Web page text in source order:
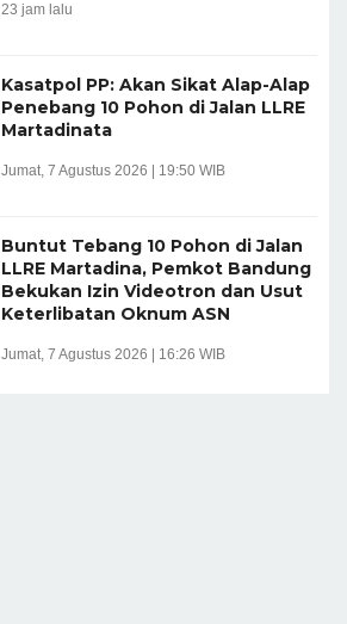
23 jam lalu
Kasatpol PP: Akan Sikat Alap-Alap
Penebang 10 Pohon di Jalan LLRE
Martadinata
Jumat, 7 Agustus 2026 | 19:50 WIB
Buntut Tebang 10 Pohon di Jalan
LLRE Martadina, Pemkot Bandung
Bekukan Izin Videotron dan Usut
Keterlibatan Oknum ASN
Jumat, 7 Agustus 2026 | 16:26 WIB